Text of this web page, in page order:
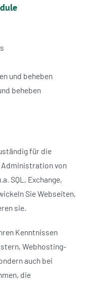
und beheben
beheben
für die
von
SQL, Exchange,
Sie Webseiten,
sie.
Kenntnissen
Webhosting-
auch bei
die